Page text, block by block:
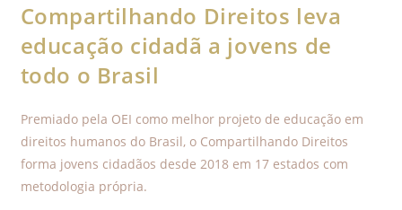
Compartilhando Direitos leva
educação cidadã a jovens de
todo o Brasil
Premiado pela OEI como melhor projeto de educação em
direitos humanos do Brasil, o Compartilhando Direitos
forma jovens cidadãos desde 2018 em 17 estados com
metodologia própria.